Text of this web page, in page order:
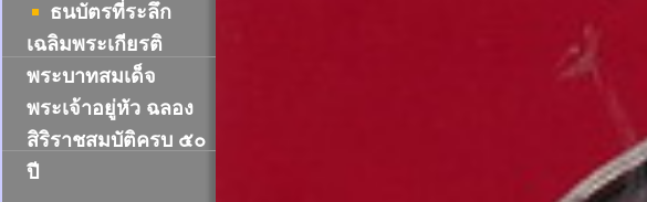
ธนบัตรที่ระลึก
เฉลิมพระเกียรติ
พระบาทสมเด็จ
พระเจ้าอยู่หัว ฉลอง
สิริราชสมบัติครบ ๕๐
ปี